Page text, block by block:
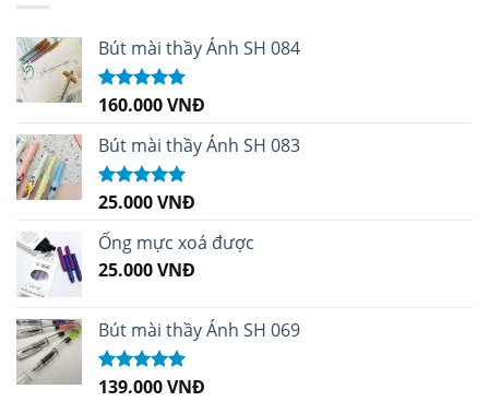
Bút mài thầy Ánh SH 084
Được xếp
sao
160.000VNĐ
Bút mài thầy Ánh SH 083
Được xếp
sao
25.000VNĐ
Ống mực xoá được
25.000VNĐ
Bút mài thầy Ánh SH 069
Được xếp
139.000VNĐ